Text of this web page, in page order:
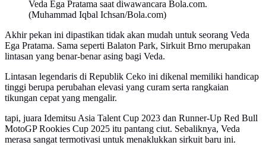
Veda Ega Pratama saat diwawancara Bola.com.
(Muhammad Iqbal Ichsan/Bola.com)
Akhir pekan ini dipastikan tidak akan mudah untuk seorang Veda
Ega Pratama. Sama seperti Balaton Park, Sirkuit Brno merupakan
lintasan yang benar-benar asing bagi Veda.
Lintasan legendaris di Republik Ceko ini dikenal memiliki handicap
tinggi berupa perubahan elevasi yang curam serta rangkaian
tikungan cepat yang mengalir.
​tapi, juara Idemitsu Asia Talent Cup 2023 dan Runner-Up Red Bull
MotoGP Rookies Cup 2025 itu pantang ciut. Sebaliknya, Veda
merasa sangat termotivasi untuk menaklukkan sirkuit baru ini.